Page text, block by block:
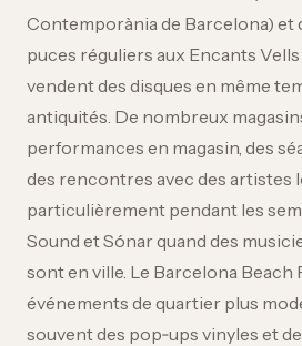
Contemporània de Barcelona) et
puces réguliers aux Encants
vendent des disques en même
antiquités. De nombreux
performances en magasin, des
des rencontres avec des artistes
particulièrement pendant les
Sound et Sónar quand des
sont en ville. Le Barcelona Beach
événements de quartier plus
souvent des pop‑ups vinyles et